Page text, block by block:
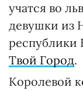
учатся во
девушки из
республики
Твой Город.
Королевой